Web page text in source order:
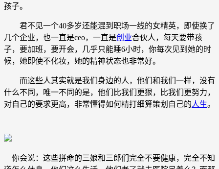
孩子。
君不见一个40多岁还能混到职场一线的女精英，即使换了
几个企业，也一直是ceo，一直是创业合伙人，每天要带孩
子，要加班，要开会，几乎只能睡6小时，你每次见到她的时
候，她即使不化妆，她的精神状态也非常好。
而这些人其实就是我们身边的人，他们和我们一样，没有
什么不同，唯一不同的是，他们比我们更狠，比我们更努力，
对自己的要求更高，非常懂得如何精打细算策划自己的人生。
你会说：这些拼命的三娘和三郎们完全不要健康，完全不知